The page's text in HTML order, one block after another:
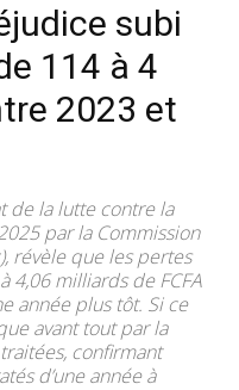
subi
114 à 4
2023 et
de la lutte contre la
par la Commission
révèle que les pertes
4,06 milliards de FCFA
année plus tôt. Si ce
avant tout par la
confirmant
d’une année à